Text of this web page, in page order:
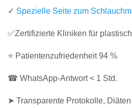
✓ Spezielle Seite zum
✅Zertifizierte Kliniken für
⭐ Patientenzufriedenheit 94 %
☎ WhatsApp-Antwort < 1 Std.
➤ Transparente Protokolle,